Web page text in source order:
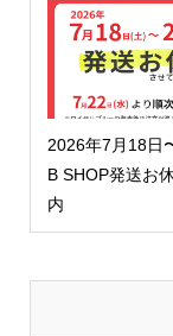
2026年7月18日
B SHOP発送お
内